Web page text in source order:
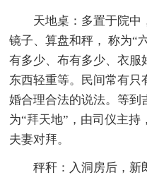
天地桌：多置于院中，
镜子、算盘和秤， 称为“
有多少、布有多少、衣服
东西轻重等。民间常有只
婚合理合法的说法。等到
为“拜天地”，由司仪主
夫妻对拜。
秤秆：入洞房后，新郎